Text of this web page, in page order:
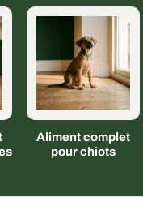
Aliment complet
pour chiots